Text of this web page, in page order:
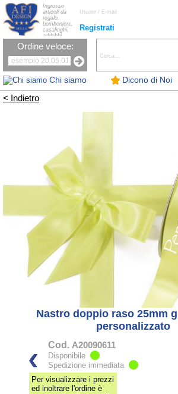
Chi siamo Dicono di Noi
Registrati
Ingrosso
articoli da
regalo,
bomboniere,
casalinghi,
addobbi
natalizi, nastri,
oggettistica,
la tavola, fiori
artificiali e
candele.
Ordine veloce:
< Indietro
Nastro doppio raso 25mm
personalizzato
Cod. A20090611
Disponibile
Spedizione immediata
Per visualizzare i prezzi
ed inoltrare l'ordine è